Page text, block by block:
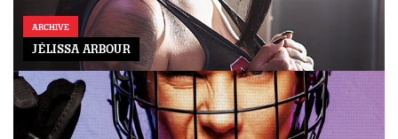
ARCHIVE
JÉLISSA ARBOUR